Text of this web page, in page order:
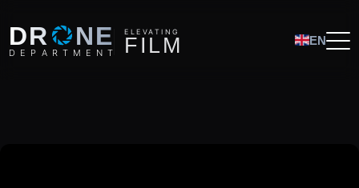
DRO NE
D E P A R T M E N T
ELEVATING
FI LM EN